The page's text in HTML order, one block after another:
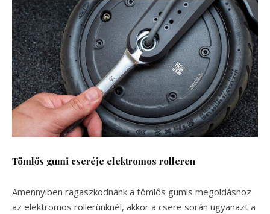
Tömlős gumi cseréje elektromos rolleren
Amennyiben ragaszkodnánk a tömlős gumis megoldáshoz
az elektromos rollerünknél, akkor a csere során ugyanazt a